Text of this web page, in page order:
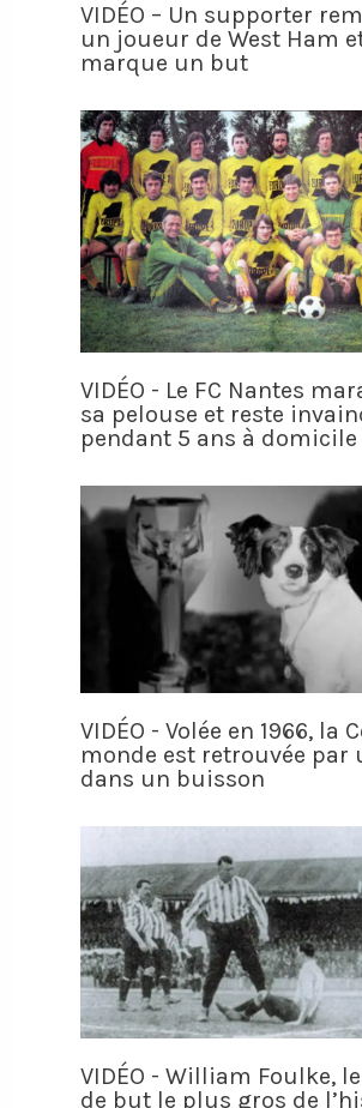
VIDÉO – Un supporter
un joueur de West Ham
marque un but
VIDÉO - Le FC Nantes
sa pelouse et reste
pendant 5 ans à domicile
VIDÉO - Volée en 1966, la
monde est retrouvée par
dans un buisson
VIDÉO - William Foulke,
de but le plus gros de